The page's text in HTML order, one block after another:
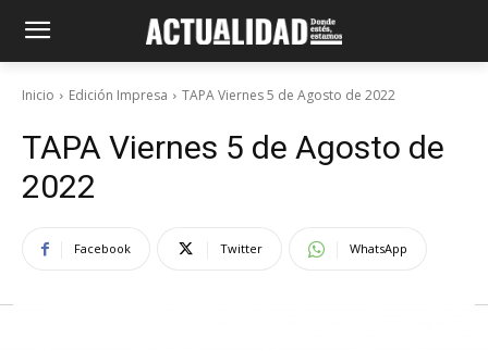
Inicio Edición Impresa TAPA Viernes 5 de Agosto de 2022
TAPA Viernes 5 de Agosto de
2022
Facebook Twitter WhatsApp